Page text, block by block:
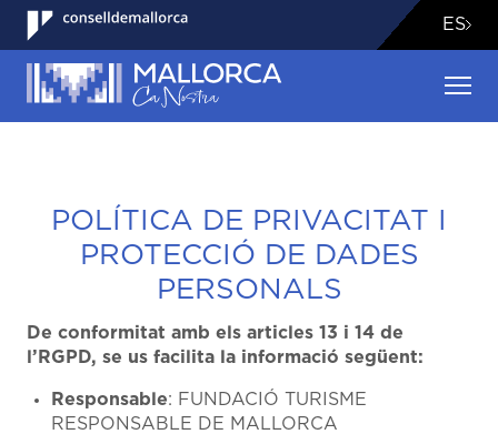
ES
POLÍTICA DE PRIVACITAT I
PROTECCIÓ DE DADES
PERSONALS
De conformitat amb els articles 13 i 14 de
l’RGPD, se us facilita la informació següent:
Responsable: FUNDACIÓ TURISME
RESPONSABLE DE MALLORCA